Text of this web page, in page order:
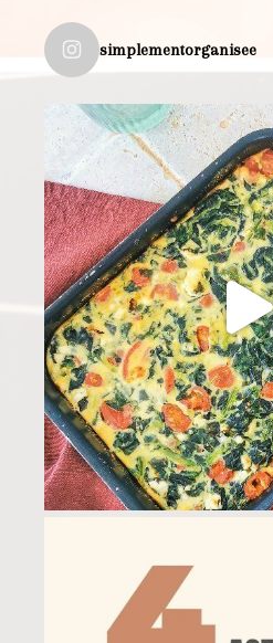
simplementorganisee